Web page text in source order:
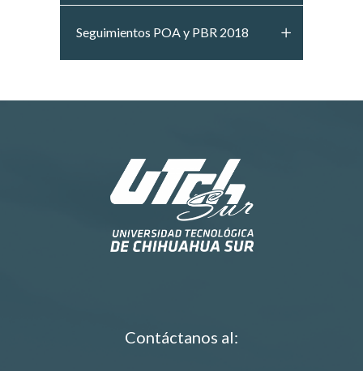
Seguimientos POA y PBR 2018
Contáctanos al: